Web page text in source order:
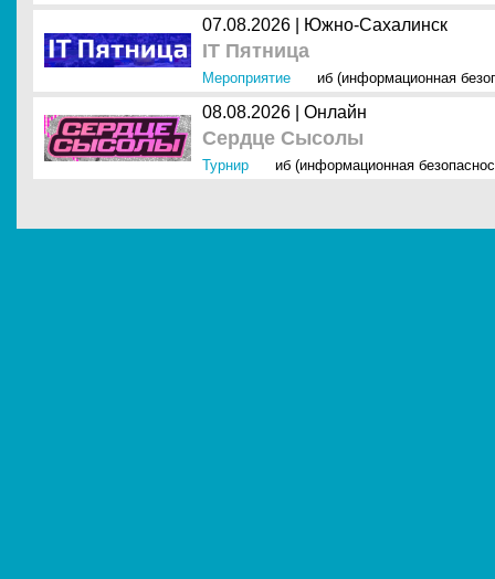
07.08.2026 | Южно-Сахалинск
IT Пятница
Мероприятие иб (информационная
08.08.2026 | Онлайн
Сердце Сысолы
Турнир иб (информационная